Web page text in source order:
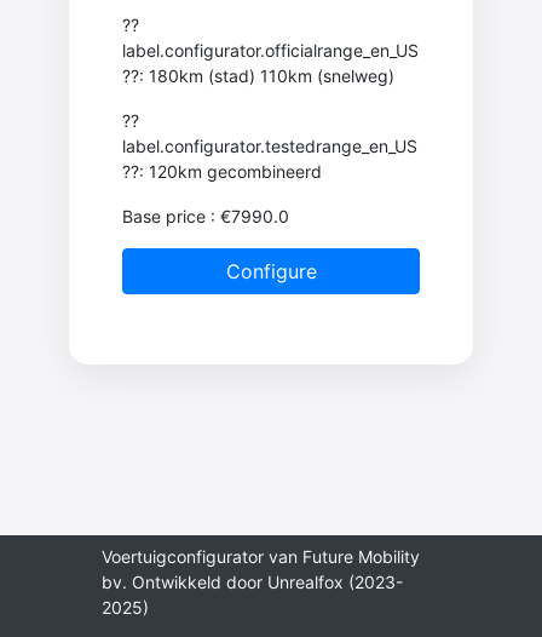
??
label.configurator.officialrange_en_US
??: 180km (stad) 110km (snelweg)
??
label.configurator.testedrange_en_US
??: 120km gecombineerd
Base price : €7990.0
Voertuigconfigurator van Future Mobility
bv. Ontwikkeld door Unrealfox (2023-
2025)